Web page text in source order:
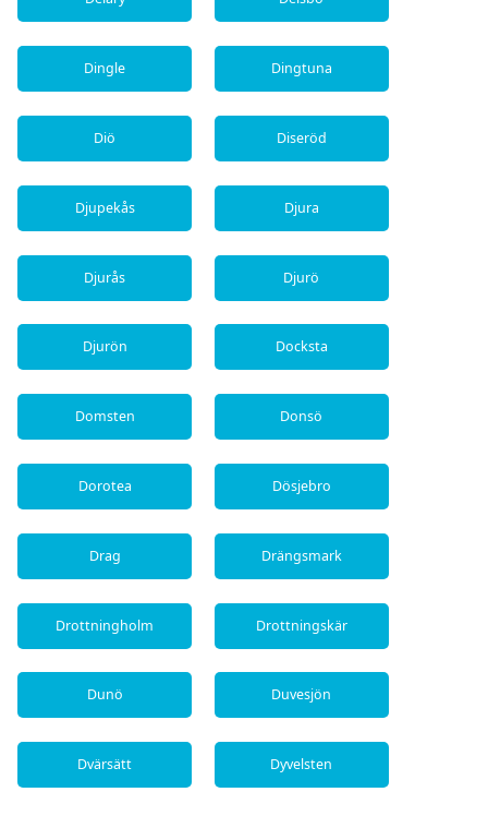
Dingle Dingtuna
Diö Diseröd
Djupekås Djura
Djurås Djurö
Djurön Docksta
Domsten Donsö
Dorotea Dösjebro
Drag Drängsmark
Drottningholm Drottningskär
Dunö Duvesjön
Dvärsätt Dyvelsten